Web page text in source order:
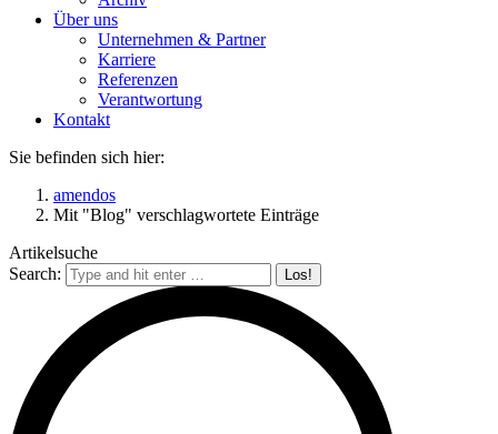
Über uns
Unternehmen & Partner
Karriere
Referenzen
Verantwortung
Kontakt
Sie befinden sich hier:
amendos
Mit "Blog" verschlagwortete Einträge
Artikelsuche
Search: